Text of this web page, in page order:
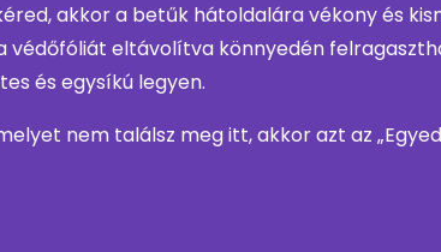
akkor a betűk hátoldalára vékony és
védőfóliát eltávolítva könnyedén
és egysíkú legyen.
nem találsz meg itt, akkor azt az